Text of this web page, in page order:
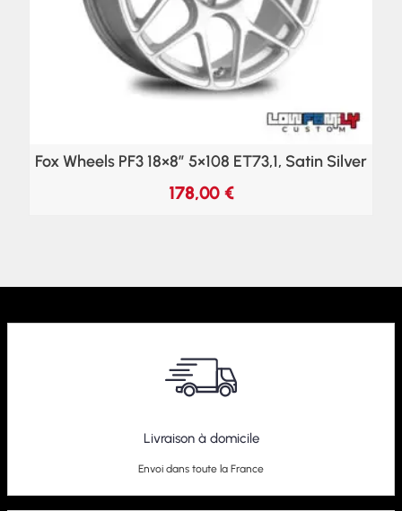
Fox Wheels PF3 18×8″ 5×108 ET73,1, Satin Silver
178,00 €
Livraison à domicile
Envoi dans toute la France